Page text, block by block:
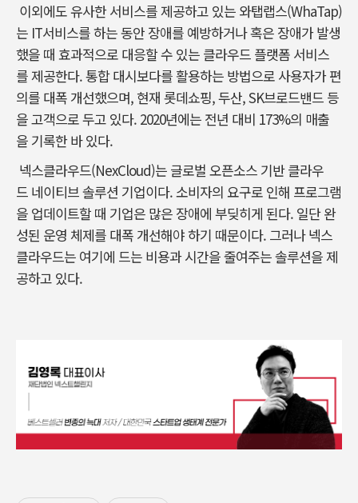
이외에도 유사한 서비스를 제공하고 있는 와탭랩스(WhaTap)
는 IT서비스를 하는 동안 장애를 예방하거나 혹은 장애가 발생
했을 때 효과적으로 대응할 수 있는 클라우드 플랫폼 서비스
를 제공한다. 통합 대시보다를 활용하는 방법으로 사용자가 편
의를 대폭 개선했으며, 현재 롯데쇼핑, 두산, SK브로드밴드 등
을 고객으로 두고 있다. 2020년에는 전년 대비 173%의 매출
을 기록한 바 있다.
넥스클라우드(NexCloud)는 글로벌 오픈소스 기반 클라우
드 네이티브 솔루션 기업이다. 소비자의 요구로 인해 프로그램
을 업데이트할 때 기업은 많은 장애에 부딪히게 된다. 일단 완
성된 운영 체제를 대폭 개선해야 하기 때문이다. 그러나 넥스
클라우드는 여기에 드는 비용과 시간을 줄여주는 솔루션을 제
공하고 있다.